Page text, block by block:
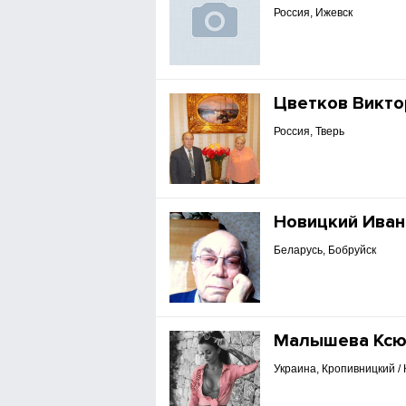
Россия, Ижевск
Цветков
Россия, Тверь
Новицкий Иван
Беларусь, Бобруйск
Малышева
Украина, Кропивницкий /